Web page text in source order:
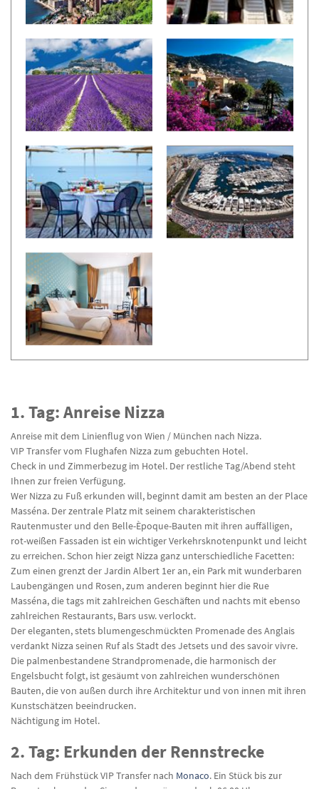
1. Tag: Anreise Nizza
Anreise mit dem Linienflug von Wien / München nach Nizza.
VIP Transfer vom Flughafen Nizza zum gebuchten Hotel.
Check in und Zimmerbezug im Hotel. Der restliche Tag/Abend steht
Ihnen zur freien Verfügung.
Wer Nizza zu Fuß erkunden will, beginnt damit am besten an der Place
Masséna. Der zentrale Platz mit seinem charakteristischen
Rautenmuster und den Belle-Èpoque-Bauten mit ihren auffälligen,
rot-weißen Fassaden ist ein wichtiger Verkehrsknotenpunkt und leicht
zu erreichen. Schon hier zeigt Nizza ganz unterschiedliche Facetten:
Zum einen grenzt der Jardin Albert 1er an, ein Park mit wunderbaren
Laubengängen und Rosen, zum anderen beginnt hier die Rue
Masséna, die tags mit zahlreichen Geschäften und nachts mit ebenso
zahlreichen Restaurants, Bars usw. verlockt.
Der eleganten, stets blumengeschmückten Promenade des Anglais
verdankt Nizza seinen Ruf als Stadt des Jetsets und des savoir vivre.
Die palmenbestandene Strandpromenade, die harmonisch der
Engelsbucht folgt, ist gesäumt von zahlreichen wunderschönen
Bauten, die von außen durch ihre Architektur und von innen mit ihren
Kunstschätzen beeindrucken.
Nächtigung im Hotel.
2. Tag: Erkunden der Rennstrecke
Nach dem Frühstück VIP Transfer nach Monaco. Ein Stück bis zur